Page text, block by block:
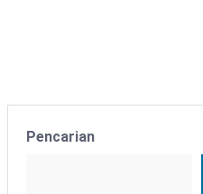
Pencarian